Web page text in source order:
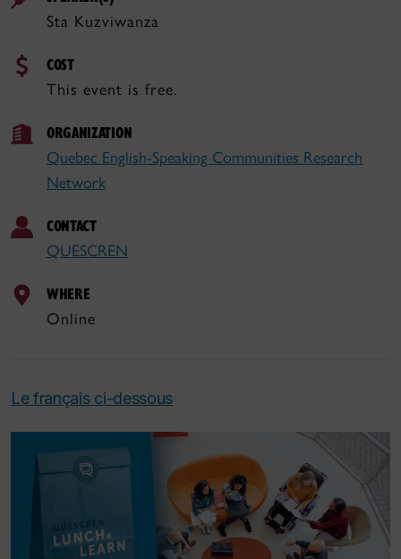
Sta Kuzviwanza
COST
This event is free.
ORGANIZATION
Quebec English-Speaking Communities Research
Network
CONTACT
QUESCREN
WHERE
Online
Le français ci-dessous